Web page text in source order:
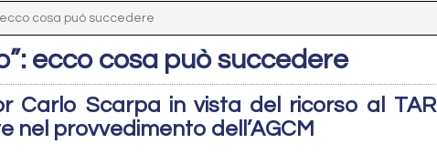
cosa può succedere
ecco cosa può succedere
Carlo Scarpa in vista del ricorso al TAR
nel provvedimento dell’AGCM